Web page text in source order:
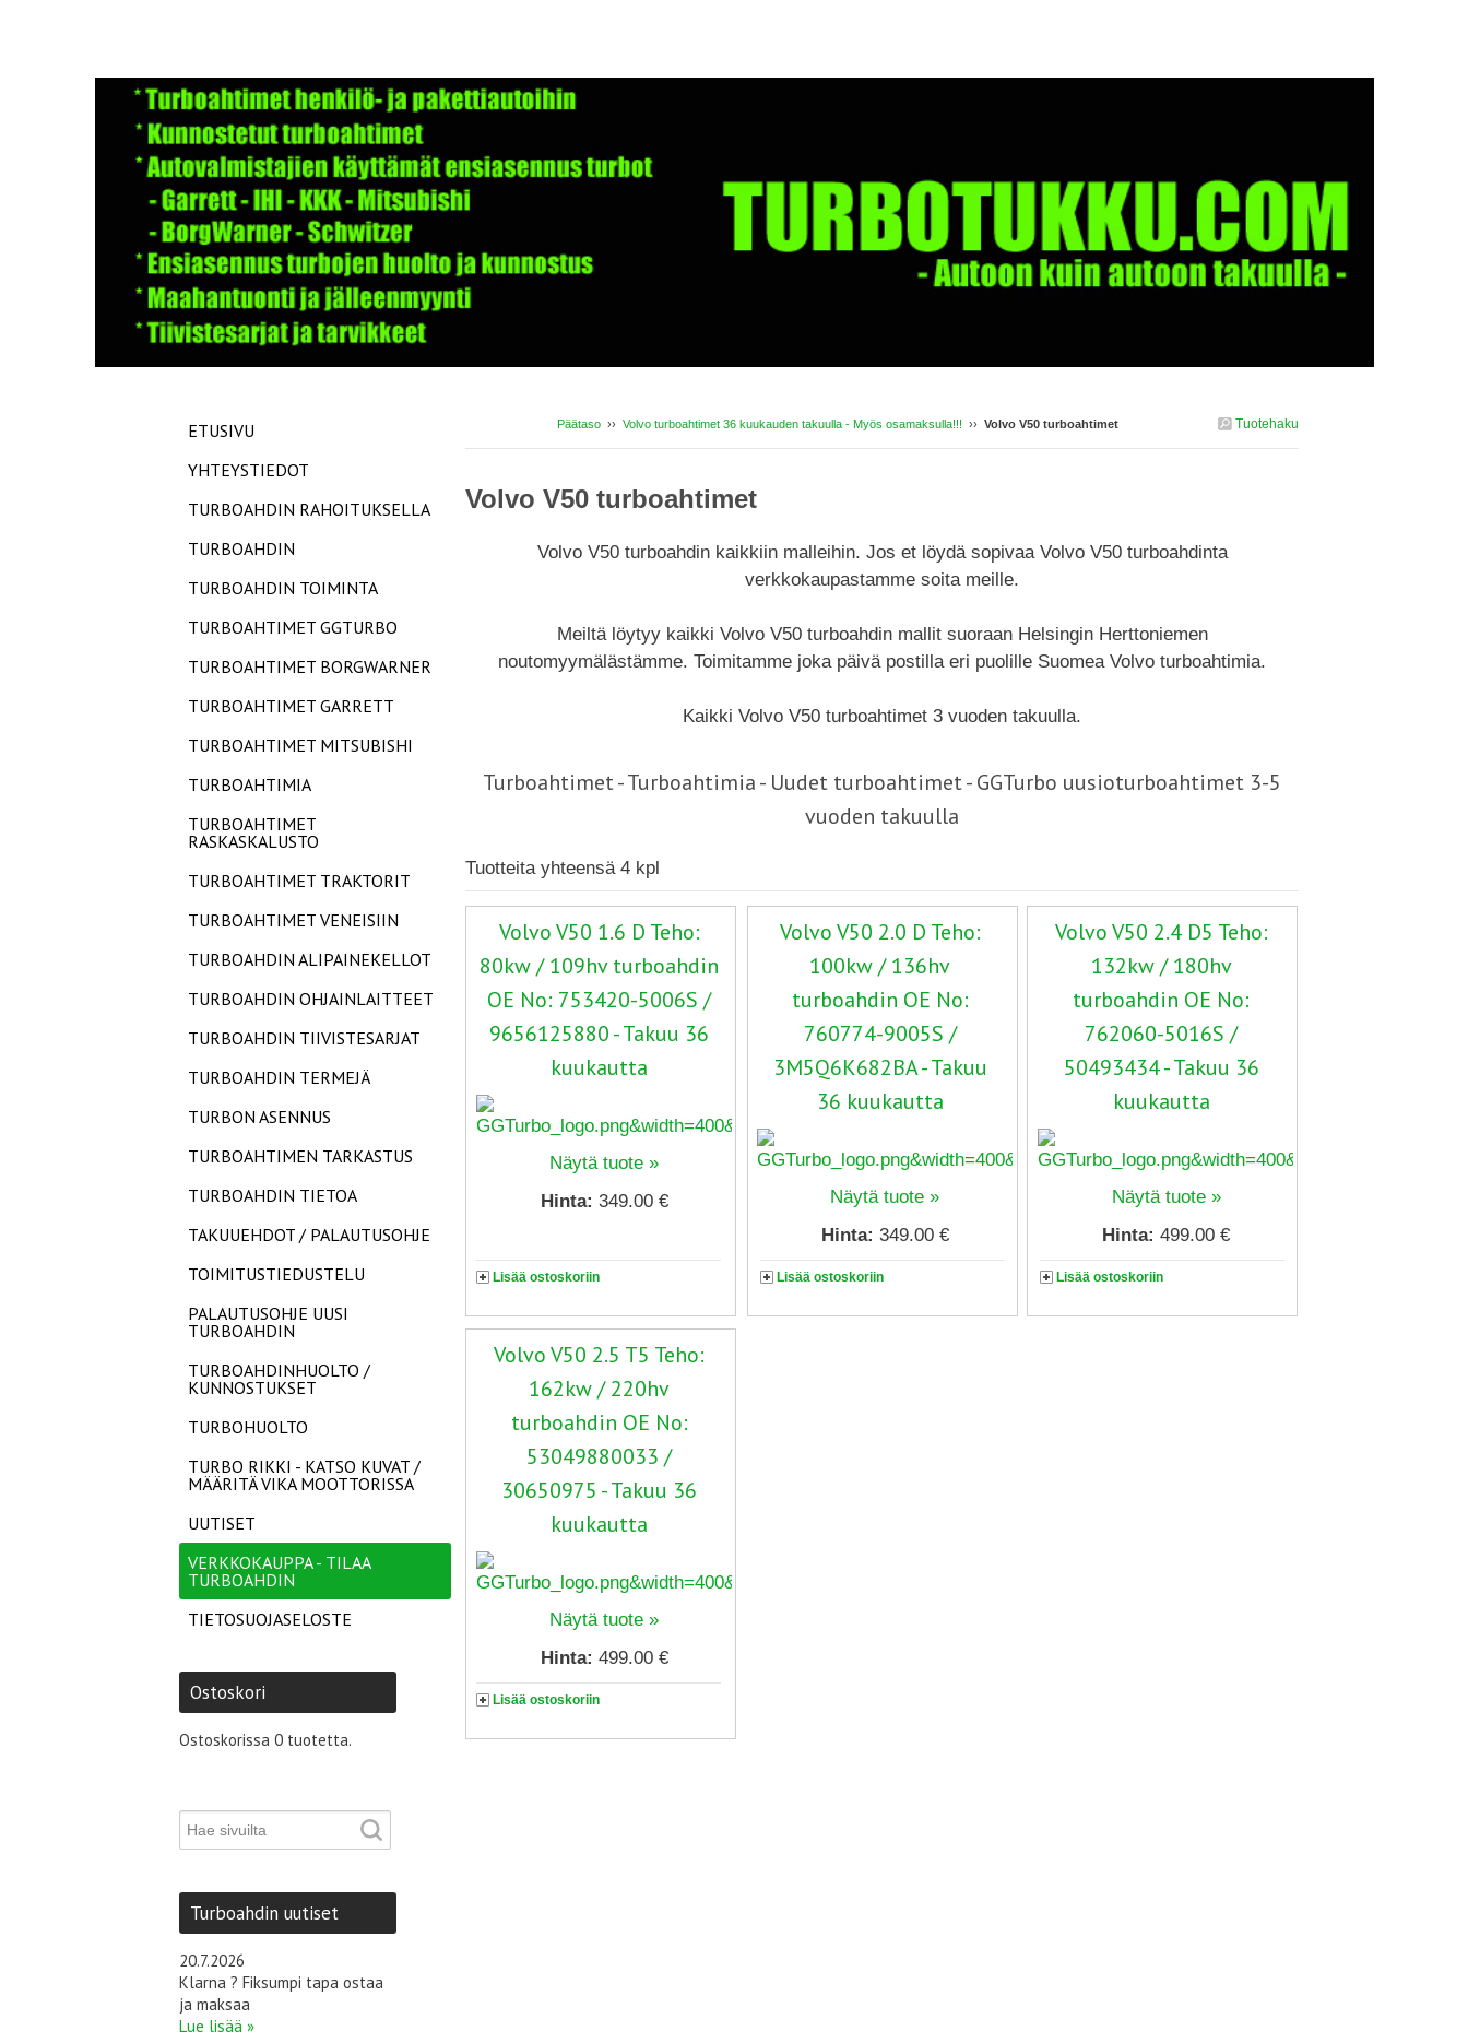
Tuotehaku
Päätaso›› Volvo turboahtimet 36 kuukauden takuulla - Myös osamaksulla!!! ›› Volvo V50 turboahtimet
Volvo V50 turboahtimet
Volvo V50 turboahdin kaikkiin malleihin. Jos et löydä sopivaa Volvo V50 turboahdinta
verkkokaupastamme soita meille.
Meiltä löytyy kaikki Volvo V50 turboahdin mallit suoraan Helsingin Herttoniemen
noutomyymälästämme. Toimitamme joka päivä postilla eri puolille Suomea Volvo turboahtimia.
Kaikki Volvo V50 turboahtimet 3 vuoden takuulla.
Turboahtimet - Turboahtimia - Uudet turboahtimet - GGTurbo uusioturboahtimet 3-5
vuoden takuulla
Tuotteita yhteensä 4 kpl
Volvo V50 1.6 D Teho:
80kw / 109hv turboahdin
OE No: 753420-5006S /
9656125880 - Takuu 36
kuukautta
Näytä tuote »
Hinta: 349.00 €
Lisää ostoskoriin
Volvo V50 2.0 D Teho:
100kw / 136hv
turboahdin OE No:
760774-9005S /
3M5Q6K682BA - Takuu
36 kuukautta
Näytä tuote »
Hinta: 349.00 €
Lisää ostoskoriin
Volvo V50 2.4 D5 Teho:
132kw / 180hv
turboahdin OE No:
762060-5016S /
50493434 - Takuu 36
kuukautta
Näytä tuote »
Hinta:499.00 €
Lisää ostoskoriin
Volvo V50 2.5 T5 Teho:
162kw / 220hv
turboahdin OE No:
53049880033 /
30650975 - Takuu 36
kuukautta
Näytä tuote »
Hinta: 499.00 €
Lisää ostoskoriin
ETUSIVU
YHTEYSTIEDOT
TURBOAHDIN RAHOITUKSELLA
TURBOAHDIN
TURBOAHDIN TOIMINTA
TURBOAHTIMET GGTURBO
TURBOAHTIMET BORGWARNER
TURBOAHTIMET GARRETT
TURBOAHTIMET MITSUBISHI
TURBOAHTIMIA
TURBOAHTIMET
RASKASKALUSTO
TURBOAHTIMET TRAKTORIT
TURBOAHTIMET VENEISIIN
TURBOAHDIN ALIPAINEKELLOT
TURBOAHDIN OHJAINLAITTEET
TURBOAHDIN TIIVISTESARJAT
TURBOAHDIN TERMEJÄ
TURBON ASENNUS
TURBOAHTIMEN TARKASTUS
TURBOAHDIN TIETOA
TAKUUEHDOT / PALAUTUSOHJE
TOIMITUSTIEDUSTELU
PALAUTUSOHJE UUSI
TURBOAHDIN
TURBOAHDINHUOLTO /
KUNNOSTUKSET
TURBOHUOLTO
TURBO RIKKI - KATSO KUVAT /
MÄÄRITÄ VIKA MOOTTORISSA
UUTISET
VERKKOKAUPPA - TILAA
TURBOAHDIN
TIETOSUOJASELOSTE
Ostoskori
Ostoskorissa 0 tuotetta.
Turboahdin uutiset
20.7.2026
Klarna ? Fiksumpi tapa ostaa
ja maksaa
Lue lisää »